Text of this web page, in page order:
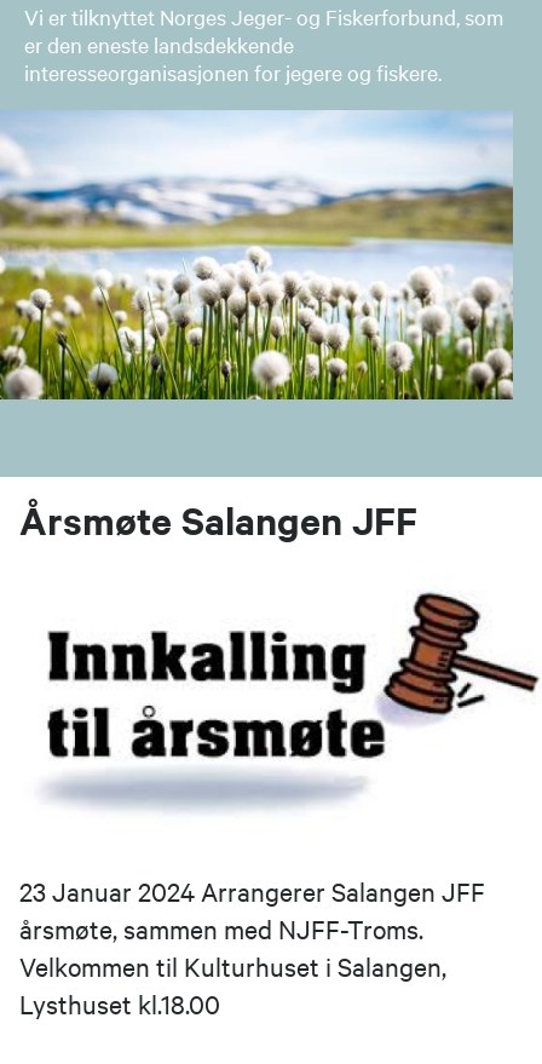
Vi er tilknyttet Norges Jeger- og Fiskerforbund, som
er den eneste landsdekkende
interesseorganisasjonen for jegere og fiskere.
Årsmøte Salangen JFF
23 Januar 2024 Arrangerer Salangen JFF
årsmøte, sammen med NJFF-Troms.
Velkommen til Kulturhuset i Salangen,
Lysthuset kl.18.00